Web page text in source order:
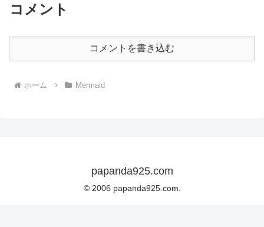
コメント
コメントを書き込む
ホーム Mermaid
papanda925.com
© 2006 papanda925.com.